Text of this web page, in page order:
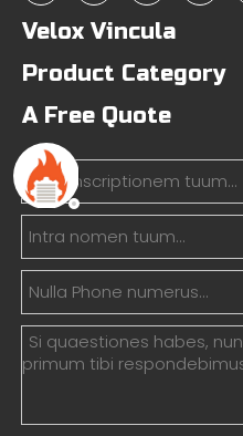
Velox Vincula
Product Category
A Free Quote